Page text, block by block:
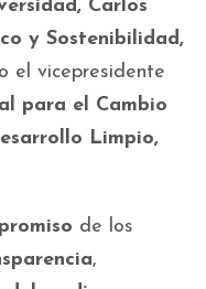
Carlos
y Sostenibilidad,
el vicepresidente
para el Cambio
Limpio,
de los
,